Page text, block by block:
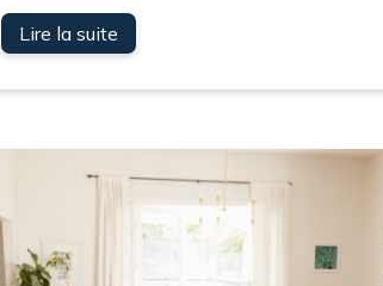
Lire la suite